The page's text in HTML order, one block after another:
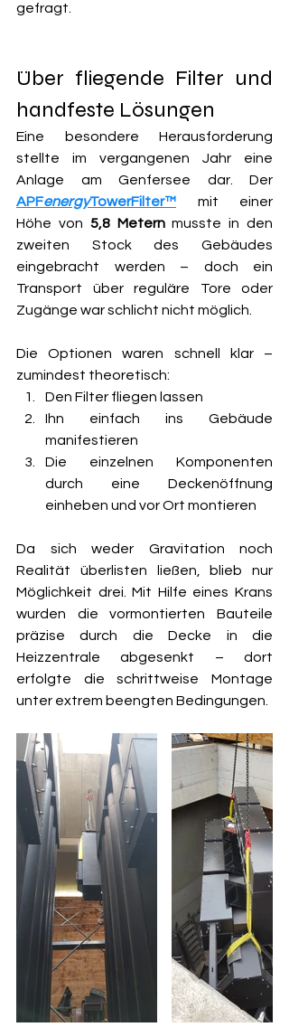
gefragt.
Über fliegende Filter und
handfeste Lösungen
Eine besondere Herausforderung
stellte im vergangenen Jahr eine
Anlage am Genfersee dar. Der
APFenergyTowerFilter™
mit einer
Höhe von 5,8 Metern musste in den
zweiten Stock des Gebäudes
eingebracht werden – doch ein
Transport über reguläre Tore oder
Zugänge war schlicht nicht möglich.
Die Optionen waren schnell klar –
zumindest theoretisch:
Den Filter fliegen lassen
Ihn einfach ins Gebäude
manifestieren
Die einzelnen Komponenten
durch eine Deckenöffnung
einheben und vor Ort montieren
Da sich weder Gravitation noch
Realität überlisten ließen, blieb nur
Möglichkeit drei. Mit Hilfe eines Krans
wurden die vormontierten Bauteile
präzise durch die Decke in die
Heizzentrale abgesenkt – dort
erfolgte die schrittweise Montage
unter extrem beengten Bedingungen.